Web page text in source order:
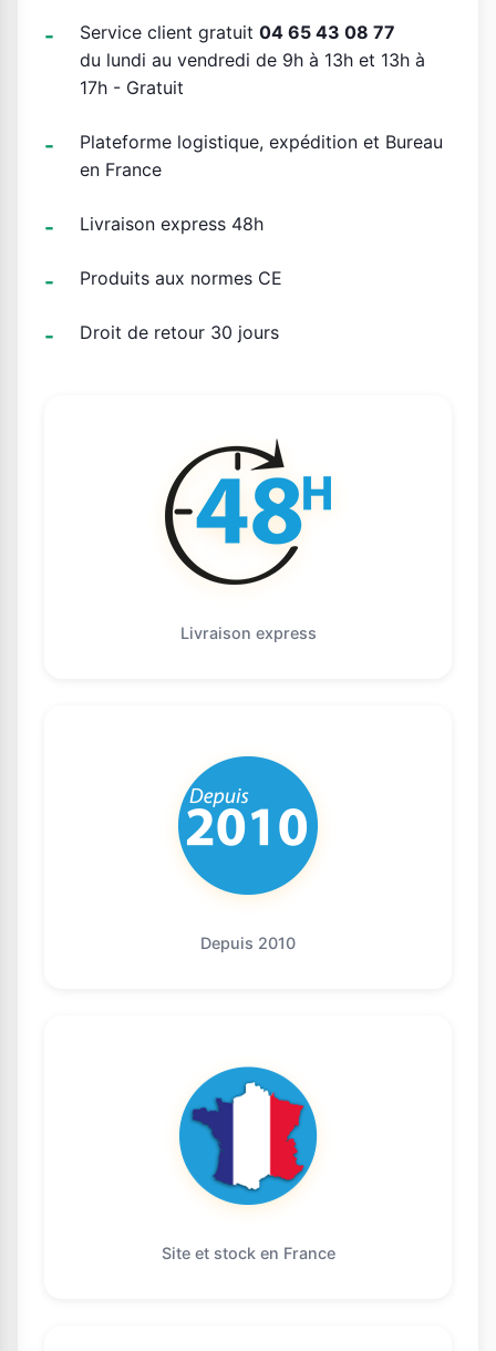
Service client gratuit 04 65 43 08 77
du lundi au vendredi de 9h à 13h et 13h à
17h - Gratuit
Plateforme logistique, expédition et Bureau
en France
Livraison express 48h
Produits aux normes CE
Droit de retour 30 jours
Livraison express
Depuis 2010
Site et stock en France